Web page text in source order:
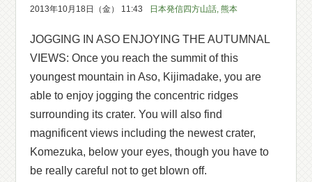
2013年10月18日（金） 11:43 日本発信四方山話,熊本
JOGGING IN ASO ENJOYING THE AUTUMNAL
VIEWS: Once you reach the summit of this
youngest mountain in Aso, Kijimadake, you are
able to enjoy jogging the concentric ridges
surrounding its crater. You will also find
magnificent views including the newest crater,
Komezuka, below your eyes, though you have to
be really careful not to get blown off.